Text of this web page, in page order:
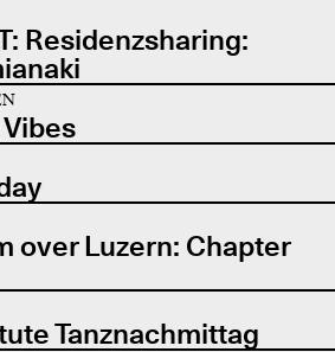
Residenzsharing:
over Luzern: Chapter
Tanznachmittag